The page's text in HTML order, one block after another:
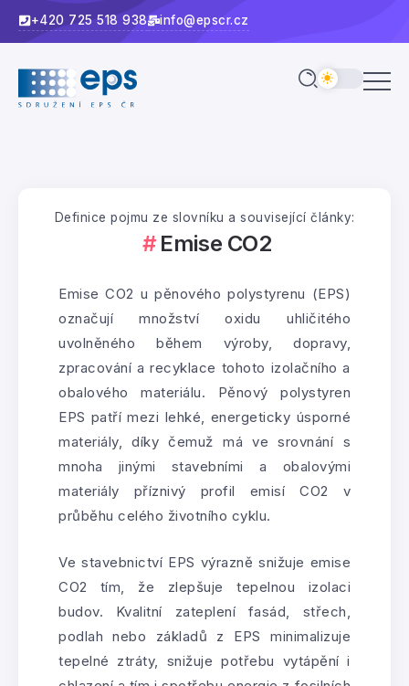
+420 725 518 938 info@epscr.cz
Definice pojmu ze slovníku a související články:
Emise CO2
Emise CO2 u pěnového polystyrenu (EPS)
označují množství oxidu uhličitého
uvolněného během výroby, dopravy,
zpracování a recyklace tohoto izolačního a
obalového materiálu. Pěnový polystyren
EPS patří mezi lehké, energeticky úsporné
materiály, díky čemuž má ve srovnání s
mnoha jinými stavebními a obalovými
materiály příznivý profil emisí CO2 v
průběhu celého životního cyklu.
Ve stavebnictví EPS výrazně snižuje emise
CO2 tím, že zlepšuje tepelnou izolaci
budov. Kvalitní zateplení fasád, střech,
podlah nebo základů z EPS minimalizuje
tepelné ztráty, snižuje potřebu vytápění i